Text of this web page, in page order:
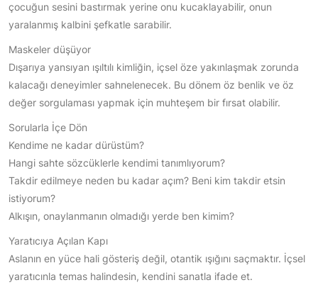
çocuğun sesini bastırmak yerine onu kucaklayabilir, onun
yaralanmış kalbini şefkatle sarabilir.
Maskeler düşüyor
Dışarıya yansıyan ışıltılı kimliğin, içsel öze yakınlaşmak zorunda
kalacağı deneyimler sahnelenecek. Bu dönem öz benlik ve öz
değer sorgulaması yapmak için muhteşem bir fırsat olabilir.
Sorularla İçe Dön
Kendime ne kadar dürüstüm?
Hangi sahte sözcüklerle kendimi tanımlıyorum?
Takdir edilmeye neden bu kadar açım? Beni kim takdir etsin
istiyorum?
Alkışın, onaylanmanın olmadığı yerde ben kimim?
Yaratıcıya Açılan Kapı
Aslanın en yüce hali gösteriş değil, otantik ışığını saçmaktır. İçsel
yaratıcınla temas halindesin, kendini sanatla ifade et.